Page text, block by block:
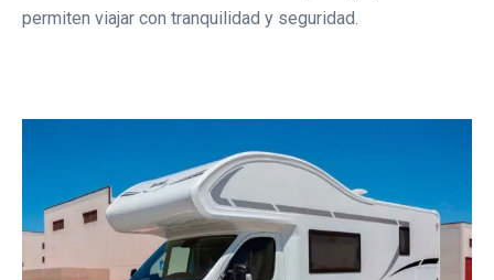
permiten viajar con tranquilidad y seguridad.